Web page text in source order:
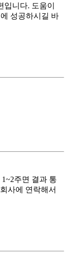
니다. 도움이
성공하시길 바
주면 결과 통
사에 연락해서